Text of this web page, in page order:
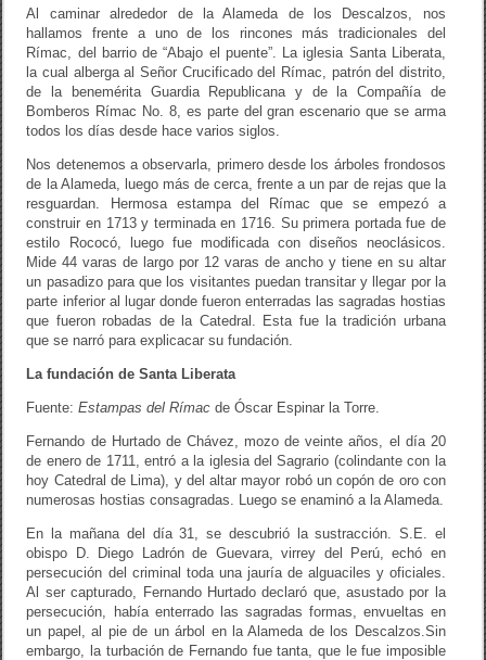
Al caminar alrededor de la Alameda de los Descalzos, nos
hallamos frente a uno de los rincones más tradicionales del
Rímac, del barrio de “Abajo el puente”. La iglesia Santa Liberata,
la cual alberga al Señor Crucificado del Rímac, patrón del distrito,
de la benemérita Guardia Republicana y de la Compañía de
Bomberos Rímac No. 8, es parte del gran escenario que se arma
todos los días desde hace varios siglos.
Nos detenemos a observarla, primero desde los árboles frondosos
de la Alameda, luego más de cerca, frente a un par de rejas que la
resguardan. Hermosa estampa del Rímac que se empezó a
construir en 1713 y terminada en 1716. Su primera portada fue de
estilo Rococó, luego fue modificada con diseños neoclásicos.
Mide 44 varas de largo por 12 varas de ancho y tiene en su altar
un pasadizo para que los visitantes puedan transitar y llegar por la
parte inferior al lugar donde fueron enterradas las sagradas hostias
que fueron robadas de la Catedral. Esta fue la tradición urbana
que se narró para explicacar su fundación.
La fundación de Santa Liberata
Fuente:Estampas del Rímac de Óscar Espinar la Torre.
Fernando de Hurtado de Chávez, mozo de veinte años, el día 20
de enero de 1711, entró a la iglesia del Sagrario (colindante con la
hoy Catedral de Lima), y del altar mayor robó un copón de oro con
numerosas hostias consagradas. Luego se enaminó a la Alameda.
En la mañana del día 31, se descubrió la sustracción. S.E. el
obispo D. Diego Ladrón de Guevara, virrey del Perú, echó en
persecución del criminal toda una jauría de alguaciles y oficiales.
Al ser capturado, Fernando Hurtado declaró que, asustado por la
persecución, había enterrado las sagradas formas, envueltas en
un papel, al pie de un árbol en la Alameda de los Descalzos. Sin
embargo, la turbación de Fernando fue tanta, que le fue imposible